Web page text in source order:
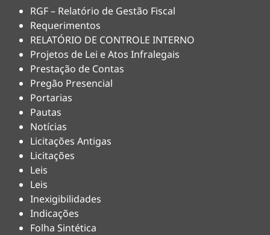
RGF – Relatório de Gestão Fiscal
Requerimentos
RELATÓRIO DE CONTROLE INTERNO
Projetos de Lei e Atos Infralegais
Prestação de Contas
Pregão Presencial
Portarias
Pautas
Notícias
Licitações Antigas
Licitações
Leis
Leis
Inexigibilidades
Indicações
Folha Sintética